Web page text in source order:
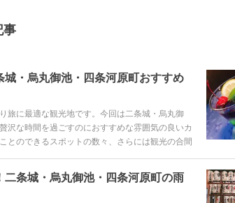
事
城・烏丸御池・四条河原町おすすめ
旅に最適な観光地です。今回は二条城・烏丸御
沢な時間を過ごすのにおすすめな雰囲気の良いカ
とのできるスポットの数々、さらには観光の合間
二条城・烏丸御池・四条河原町の雨